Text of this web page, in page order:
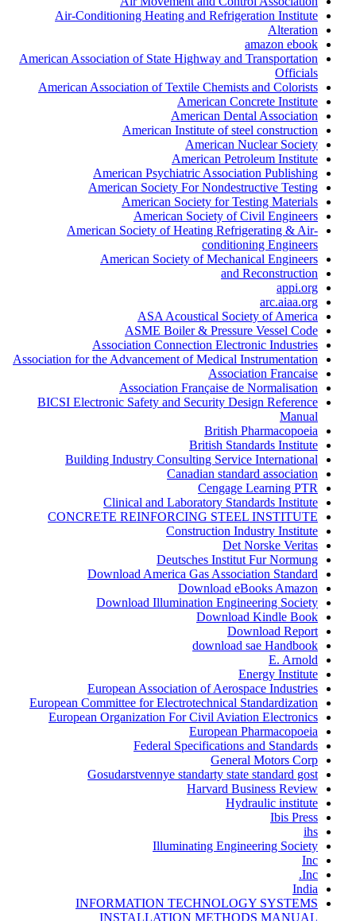
Air-Conditioning Heating and Refrigeration Institute
Alteration
amazon ebook
American Association of State Highway and Transportation
Officials
American Association of Textile Chemists and Colorists
American Concrete Institute
American Dental Association
American Institute of steel construction
American Nuclear Society
American Petroleum Institute
American Psychiatric Association Publishing
American Society For Nondestructive Testing
American Society for Testing Materials
American Society of Civil Engineers
American Society of Heating Refrigerating & Air-
conditioning Engineers
American Society of Mechanical Engineers
and Reconstruction
appi.org
arc.aiaa.org
ASA Acoustical Society of America
ASME Boiler & Pressure Vessel Code
Association Connection Electronic Industries
Association for the Advancement of Medical Instrumentation
Association Francaise
Association Française de Normalisation
BICSI Electronic Safety and Security Design Reference
Manual
British Pharmacopoeia
British Standards Institute
Building Industry Consulting Service International
Canadian standard association
Cengage Learning PTR
Clinical and Laboratory Standards Institute
CONCRETE REINFORCING STEEL INSTITUTE
Construction Industry Institute
Det Norske Veritas
Deutsches Institut Fur Normung
Download America Gas Association Standard
Download eBooks Amazon
Download Illumination Engineering Society
Download Kindle Book
Download Report
download sae Handbook
E. Arnold
Energy Institute
European Association of Aerospace Industries
European Committee for Electrotechnical Standardization
European Organization For Civil Aviation Electronics
European Pharmacopoeia
Federal Specifications and Standards
General Motors Corp
Gosudarstvennye standarty state standard gost
Harvard Business Review
Hydraulic institute
Ibis Press
ihs
Illuminating Engineering Society
Inc
Inc.
India
INFORMATION TECHNOLOGY SYSTEMS
INSTALLATION METHODS MANUAL